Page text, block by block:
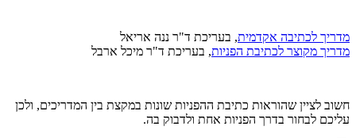
מדריך לכתיבה אקדמית, בעריכת ד"ר ננה אריאל
מדריך מקוצר לכתיבת הפניות, בעריכת ד"ר מיכל ארבל
חשוב לציין שהוראות כתיבת ההפניות שונות במקצת בין המדריכים, ולכן
עליכם לבחור בדרך הפניות אחת ולדבוק בה.